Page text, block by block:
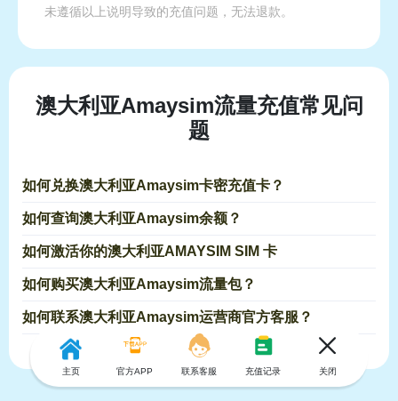
未遵循以上说明导致的充值问题，无法退款。
澳大利亚Amaysim流量充值常见问
题
如何兑换澳大利亚Amaysim卡密充值卡？
如何查询澳大利亚Amaysim余额？
如何激活你的澳大利亚AMAYSIM SIM 卡
如何购买澳大利亚Amaysim流量包？
如何联系澳大利亚Amaysim运营商官方客服？
主页 官方APP 联系客服 充值记录 关闭